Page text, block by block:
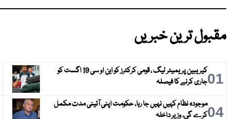
مقبول ترین خبریں
01
کیریبین پریمیئر لیگ ، قومی کرکٹرز کو این او سی 19 اگست کو
جاری کرنے کا فیصلہ
04موجودہ نظام کہیں نہیں جا رہا، حکومت اپنی آئینی مدت مکمل
کرے گی، وزیر داخلہ